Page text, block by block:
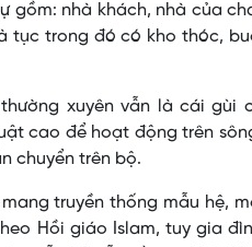
nhà khách, nhà của
tục trong đó có kho thóc,
xuyên vẫn là cái gùi
cao để hoạt động trên
chuyển trên bộ.
truyền thống mẫu hệ,
Hồi giáo Islam, tuy gia